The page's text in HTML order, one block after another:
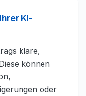
KI-
klare,
können
oder